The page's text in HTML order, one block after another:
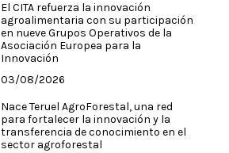
El CITA refuerza la innovación
agroalimentaria con su participación
en nueve Grupos Operativos de la
Asociación Europea para la
Innovación
03/08/2026
Nace Teruel AgroForestal, una red
para fortalecer la innovación y la
transferencia de conocimiento en el
sector agroforestal